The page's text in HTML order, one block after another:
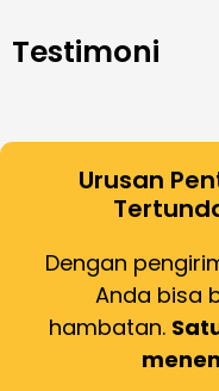
Testimoni
Urusan
Dengan
Anda bisa
hambatan.